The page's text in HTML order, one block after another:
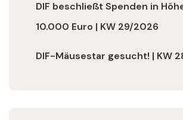
DIF beschließt Spenden in
10.000 Euro | KW 29/2026
DIF-Mäusestar gesucht! | KW